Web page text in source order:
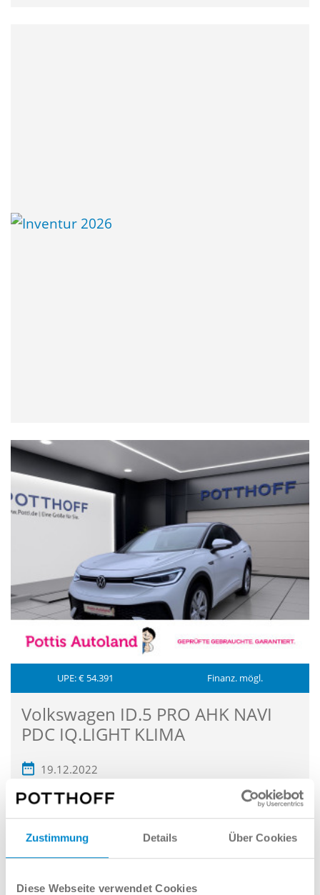
Zustimmung Details Über Cookies
Diese Webseite verwendet Cookies
UPE: € 54.391 Finanz. mögl.
Volkswagen ID.5 PRO AHK NAVI
PDC IQ.LIGHT KLIMA
19.12.2022
61.968 km
128 kW (174 PS)
kWh/100km (komb.), g/km (CO2-Emissionen komb.), CO2-